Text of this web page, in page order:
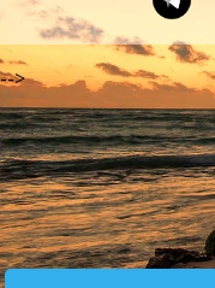
Выезд агента
Прокат чемоданов
Такси в аэропорт
Travel-sim
Страны
Турция от $195
-->